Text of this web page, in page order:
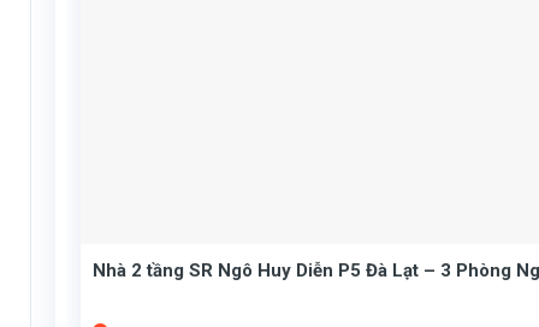
Nhà 2 tầng SR Ngô Huy Diễn P5 Đà Lạt – 3 Phòng